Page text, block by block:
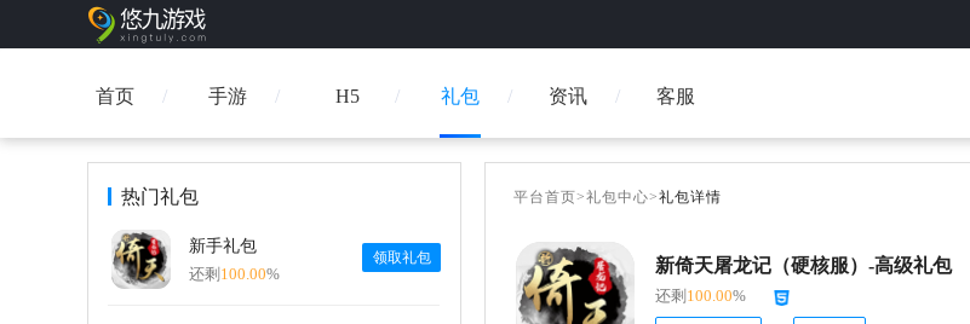
首页 手游 H5 礼包 资讯 客服
热门礼包
新手礼包
还剩 100.00%
领取礼包
平台首页>礼包中心>礼包详情
新倚天屠龙记（硬核服）-高级礼包
还剩 100.00%